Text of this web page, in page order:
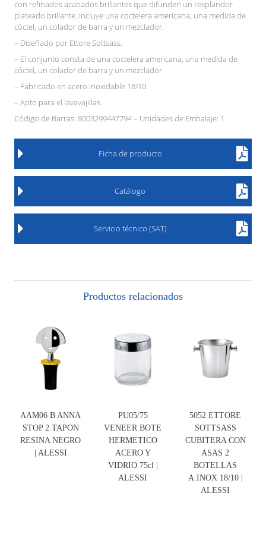
con refinados acabados brillantes que difunden un resplandor
plateado brillante. Incluye una coctelera americana, una medida de
cóctel, un colador de barra y un mezclador.
– Diseñado por Ettore Sottsass.
– El conjunto consta de una coctelera americana, una medida de
cóctel, un colador de barra y un mezclador.
– Fabricado en acero inoxidable 18/10.
– Apto para el lavavajillas.
Código de Barras: 8003299447794 – Unidades de Embalaje: 1
Ficha de producto
Catálogo
Servicio técnico (SAT)
Productos relacionados
AAM06 B ANNA
STOP 2 TAPON
RESINA NEGRO
| ALESSI
PU05/75
VENEER BOTE
HERMETICO
ACERO Y
VIDRIO 75cl |
ALESSI
5052 ETTORE
SOTTSASS
CUBITERA CON
ASAS 2
BOTELLAS
A.INOX 18/10 |
ALESSI